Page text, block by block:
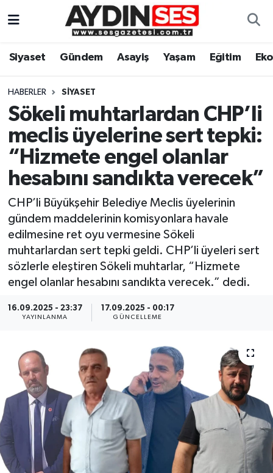
Siyaset Gündem Asayiş Yaşam Eğitim
HABERLER SIYASET
Sökeli muhtarlardan CHP’li
meclis üyelerine sert tepki:
“Hizmete engel olanlar
hesabını sandıkta verecek”
CHP’li Büyükşehir Belediye Meclis üyelerinin
gündem maddelerinin komisyonlara havale
edilmesine ret oyu vermesine Sökeli
muhtarlardan sert tepki geldi. CHP’li üyeleri sert
sözlerle eleştiren Sökeli muhtarlar, “Hizmete
engel olanlar hesabını sandıkta verecek.” dedi.
16.09.2025 - 23:37
YAYINLANMA
17.09.2025 - 00:17
GÜNCELLEME
Gündem
Siyaset
Ekonomi
Yaşam
Eğitim
Kültür Sanat
Spor
Aydın Hava Durumu
Aydin Namaz Vakitleri
Aydın Trafik Yoğunluk Haritası
Süper Lig Puan Durumu ve Fikstür
Tüm Manşetler
Son Dakika Haberleri
Haber Arşivi